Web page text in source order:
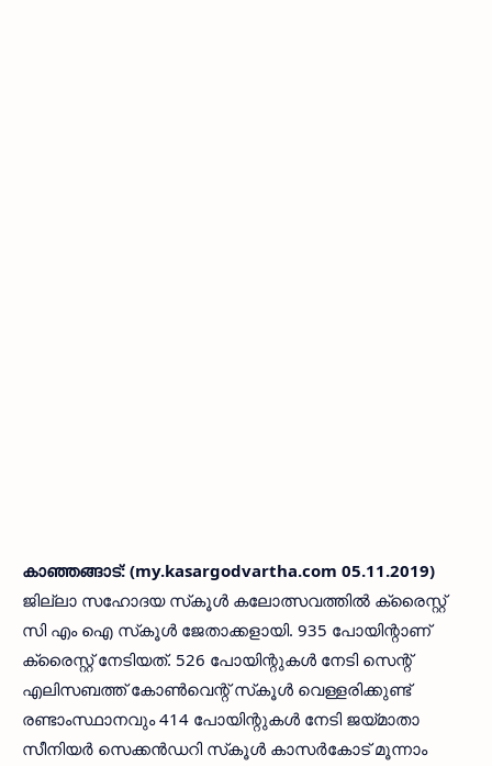
കാഞ്ഞങ്ങാട്: (my.kasargodvartha.com 05.11.2019)
ജില്ലാ സഹോദയ സ്‌കൂള്‍ കലോത്സവത്തില്‍ ക്രൈസ്റ്റ്
സി എം ഐ സ്‌കൂള്‍ ജേതാക്കളായി. 935 പോയിന്റാണ്
ക്രൈസ്റ്റ് നേടിയത്. 526 പോയിന്റുകള്‍ നേടി സെന്റ്
എലിസബത്ത് കോണ്‍വെന്റ് സ്‌കൂള്‍ വെള്ളരിക്കുണ്ട്
രണ്ടാംസ്ഥാനവും 414 പോയിന്റുകള്‍ നേടി ജയ്മാതാ
സീനിയര്‍ സെക്കന്‍ഡറി സ്‌കൂള്‍ കാസര്‍കോട് മൂന്നാം